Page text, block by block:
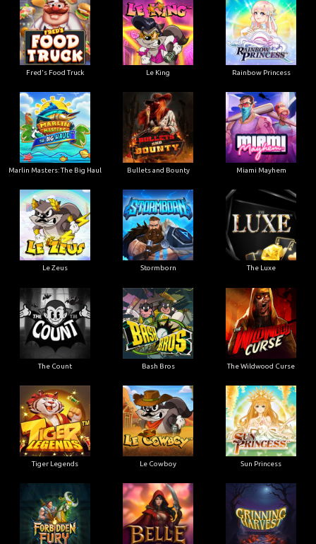
Fred's Food Truck Le King Rainbow Princess
Marlin Masters: The Big Haul Bullets and Bounty Miami Mayhem
Le Zeus Stormborn The Luxe
The Count Bash Bros The Wildwood Curse
Tiger Legends Le Cowboy Sun Princess